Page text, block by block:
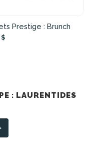
Prestige : Brunch
$
: LAURENTIDES